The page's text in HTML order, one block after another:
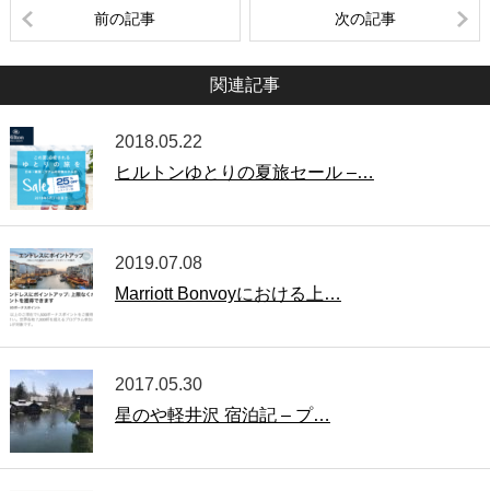
前の記事 次の記事
関連記事
2018.05.22
ヒルトンゆとりの夏旅セール –…
2019.07.08
Marriott Bonvoyにおける上…
2017.05.30
星のや軽井沢 宿泊記 – プ…